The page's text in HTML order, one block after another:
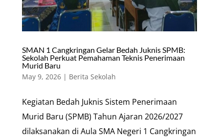
SMAN 1 Cangkringan Gelar Bedah Juknis SPMB:
Sekolah Perkuat Pemahaman Teknis Penerimaan
Murid Baru
May 9, 2026| Berita Sekolah
Kegiatan Bedah Juknis Sistem Penerimaan
Murid Baru (SPMB) Tahun Ajaran 2026/2027
dilaksanakan di Aula SMA Negeri 1 Cangkringan